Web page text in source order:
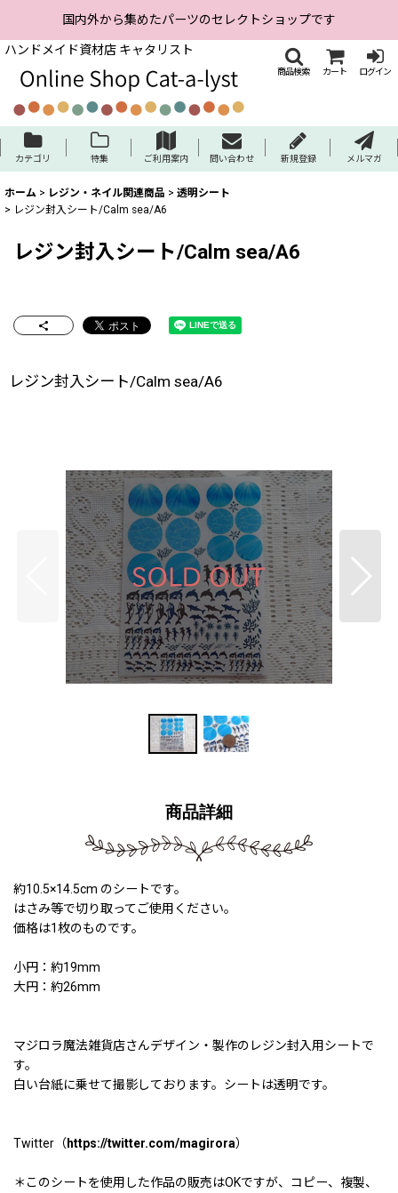
国内外から集めたパーツのセレクトショップです
ハンドメイド資材店 キャタリスト
商品検索 カート ログイン
カテゴリ 特集 ご利用案内 問い合わせ 新規登録 メルマガ
ホーム > レジン・ネイル関連商品 > 透明シート
> レジン封入シート/Calm sea/A6
レジン封入シート/Calm sea/A6
レジン封入シート/Calm sea/A6
商品詳細
約10.5×14.5cm のシートです。
はさみ等で切り取ってご使用ください。
価格は1枚のものです。
小円：約19mm
大円：約26mm
マジロラ魔法雑貨店さんデザイン・製作のレジン封入用シートで
す。
白い台紙に乗せて撮影しております。シートは透明です。
Twitter（ https://twitter.com/magirora）
＊このシートを使用した作品の販売はOKですが、コピー、複製、